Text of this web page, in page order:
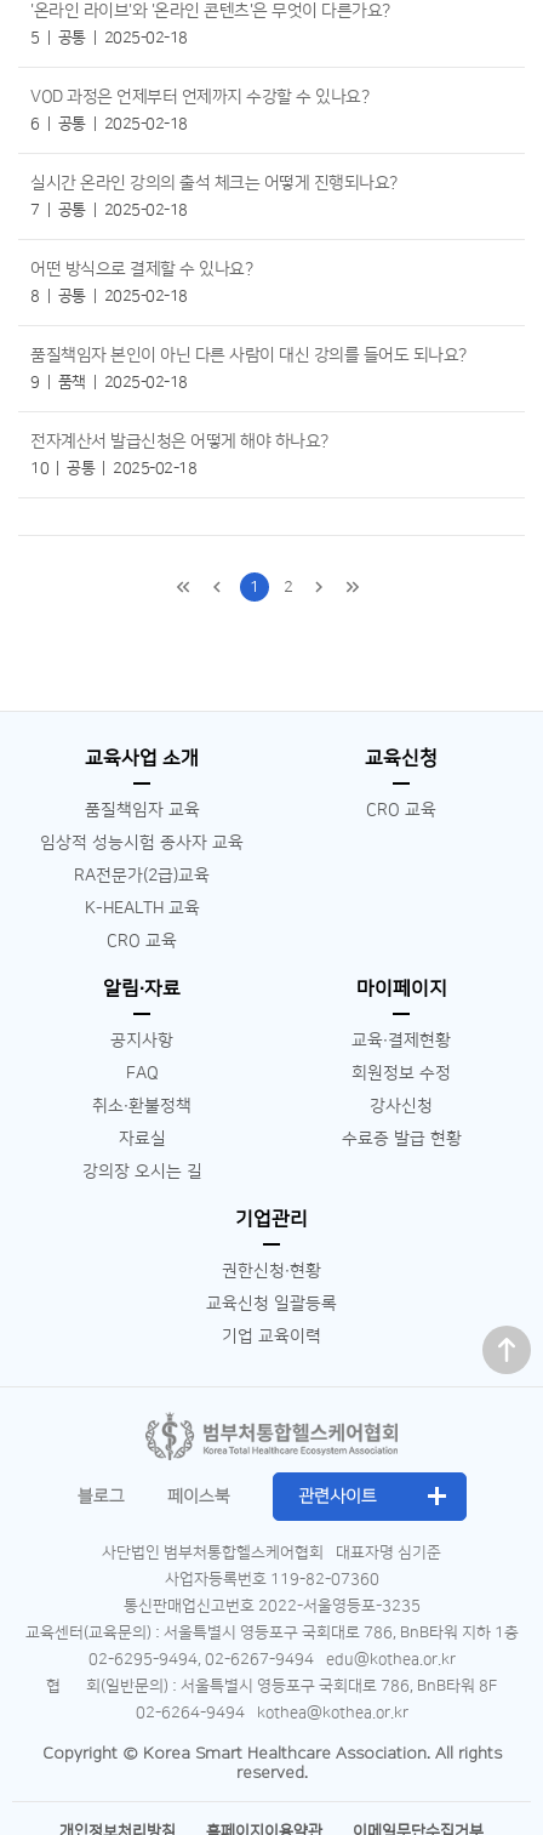
5 공통
'온라인 라이브'와 '온라인 콘텐츠'은 무엇이 다른가요?
2025-02-18
6 공통
VOD 과정은 언제부터 언제까지 수강할 수 있나요?
2025-02-18
7 공통
실시간 온라인 강의의 출석 체크는 어떻게 진행되나요?
2025-02-18
8 공통
어떤 방식으로 결제할 수 있나요?
2025-02-18
9 품책
품질책임자 본인이 아닌 다른 사람이 대신 강의를 들어도 되나요?
2025-02-18
10 공통
전자계산서 발급신청은 어떻게 해야 하나요?
2025-02-18
1 2
교육사업 소개
품질책임자 교육
임상적 성능시험 종사자 교육
RA전문가(2급)교육
K-HEALTH 교육
CRO 교육
교육신청
CRO 교육
알림∙자료
공지사항
FAQ
취소∙환불정책
자료실
강의장 오시는 길
마이페이지
교육∙결제현황
회원정보 수정
강사신청
수료증 발급 현황
기업관리
권한신청∙현황
교육신청 일괄등록
기업 교육이력
맨 위로
블로그 페이스북 관련사이트
사단법인 범부처통합헬스케어협회
대표자명 심기준
사업자등록번호 119-82-07360
통신판매업신고번호 2022-서울영등포-3235
교육센터(교육문의) : 서울특별시 영등포구 국회대로 786, BnB타워 지하 1층
02-6295-9494, 02-6267-9494
edu@kothea.or.kr
협 회(일반문의) : 서울특별시 영등포구 국회대로 786, BnB타워 8F
02-6264-9494
kothea@kothea.or.kr
Copyright © Korea Smart Healthcare Association. All rights
reserved.
개인정보처리방침 홈페이지이용약관 이메일무단수집거부